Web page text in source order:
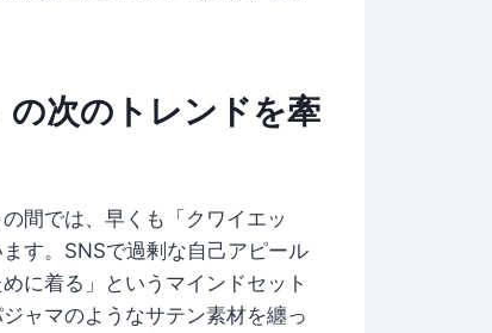
次のトレンドを牽
間では、早くも「クワイエッ
す。SNSで過剰な自己アピール
に着る」というマインドセット
ャマのようなサテン素材を纏っ